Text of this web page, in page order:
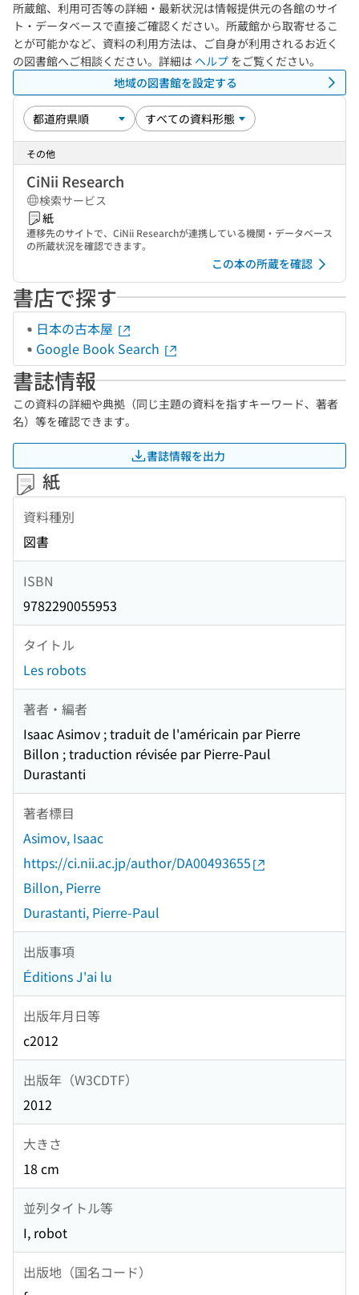
所蔵館、利用可否等の詳細・最新状況は情報提供元の各館のサイ
ト・データベースで直接ご確認ください。所蔵館から取寄せるこ
とが可能かなど、資料の利用方法は、ご自身が利用されるお近く
の図書館へご相談ください。詳細は ヘルプ をご覧ください。
地域の図書館を設定する
その他
CiNii Research
検索サービス
紙
遷移先のサイトで、CiNii Researchが連携している機関・データベース
の所蔵状況を確認できます。
この本の所蔵を確認
書店で探す
日本の古本屋
Google Book Search
書誌情報
この資料の詳細や典拠（同じ主題の資料を指すキーワード、著者
名）等を確認できます。
書誌情報を出力
紙
資料種別
図書
ISBN
9782290055953
タイトル
Les robots
著者・編者
Isaac Asimov ; traduit de l'américain par Pierre
Billon ; traduction révisée par Pierre-Paul
Durastanti
著者標目
Asimov, Isaac
https://ci.nii.ac.jp/author/DA00493655
Billon, Pierre
Durastanti, Pierre-Paul
出版事項
Éditions J'ai lu
出版年月日等
c2012
出版年（W3CDTF）
2012
大きさ
18 cm
並列タイトル等
I, robot
出版地（国名コード）